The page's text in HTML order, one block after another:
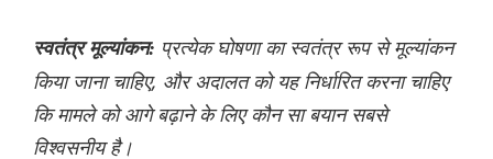
स्वतंत्र मूल्यांकन: प्रत्येक घोषणा का स्वतंत्र रूप से मूल्यांकन
किया जाना चाहिए, और अदालत को यह निर्धारित करना चाहिए
कि मामले को आगे बढ़ाने के लिए कौन सा बयान सबसे
विश्वसनीय है।